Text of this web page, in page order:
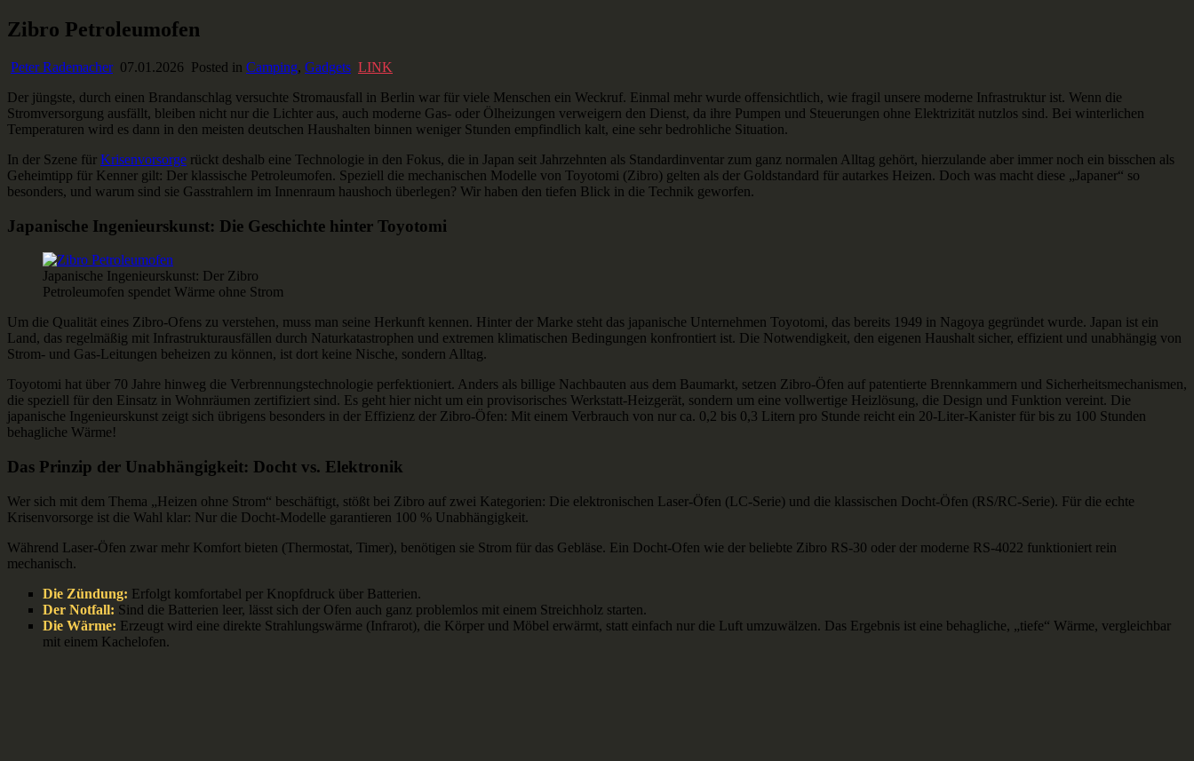
Skip
to
Ausstaffiert
Gear und Gadgets zum Verlieben
Zibro Petroleumofen
Peter Rademacher 07.01.2026 Posted in Camping, Gadgets LINK
Der jüngste, durch einen Brandanschlag versuchte Stromausfall in Berlin war für viele Menschen ein Weckruf. Einmal mehr wurde offensichtlich, wie fragil unsere moderne Infrastruktur ist. Wenn die
Stromversorgung ausfällt, bleiben nicht nur die Lichter aus, auch moderne Gas- oder Ölheizungen verweigern den Dienst, da ihre Pumpen und Steuerungen ohne Elektrizität nutzlos sind. Bei winterlichen
Temperaturen wird es dann in den meisten deutschen Haushalten binnen weniger Stunden empfindlich kalt, eine sehr bedrohliche Situation.
In der Szene für Krisenvorsorge rückt deshalb eine Technologie in den Fokus, die in Japan seit Jahrzehnten als Standardinventar zum ganz normalen Alltag gehört, hierzulande aber immer noch ein bisschen als
Geheimtipp für Kenner gilt: Der klassische Petroleumofen. Speziell die mechanischen Modelle von Toyotomi (Zibro) gelten als der Goldstandard für autarkes Heizen. Doch was macht diese „Japaner“ so
besonders, und warum sind sie Gasstrahlern im Innenraum haushoch überlegen? Wir haben den tiefen Blick in die Technik geworfen.
Japanische Ingenieurskunst: Die Geschichte hinter Toyotomi
Japanische Ingenieurskunst: Der Zibro
Petroleumofen spendet Wärme ohne Strom
Um die Qualität eines Zibro-Ofens zu verstehen, muss man seine Herkunft kennen. Hinter der Marke steht das japanische Unternehmen Toyotomi, das bereits 1949 in Nagoya gegründet wurde. Japan ist ein
Land, das regelmäßig mit Infrastrukturausfällen durch Naturkatastrophen und extremen klimatischen Bedingungen konfrontiert ist. Die Notwendigkeit, den eigenen Haushalt sicher, effizient und unabhängig von
Strom- und Gas-Leitungen beheizen zu können, ist dort keine Nische, sondern Alltag.
Toyotomi hat über 70 Jahre hinweg die Verbrennungstechnologie perfektioniert. Anders als billige Nachbauten aus dem Baumarkt, setzen Zibro-Öfen auf patentierte Brennkammern und Sicherheitsmechanismen,
die speziell für den Einsatz in Wohnräumen zertifiziert sind. Es geht hier nicht um ein provisorisches Werkstatt-Heizgerät, sondern um eine vollwertige Heizlösung, die Design und Funktion vereint. Die
japanische Ingenieurskunst zeigt sich übrigens besonders in der Effizienz der Zibro-Öfen: Mit einem Verbrauch von nur ca. 0,2 bis 0,3 Litern pro Stunde reicht ein 20-Liter-Kanister für bis zu 100 Stunden
behagliche Wärme!
Das Prinzip der Unabhängigkeit: Docht vs. Elektronik
Wer sich mit dem Thema „Heizen ohne Strom“ beschäftigt, stößt bei Zibro auf zwei Kategorien: Die elektronischen Laser-Öfen (LC-Serie) und die klassischen Docht-Öfen (RS/RC-Serie). Für die echte
Krisenvorsorge ist die Wahl klar: Nur die Docht-Modelle garantieren 100 % Unabhängigkeit.
Während Laser-Öfen zwar mehr Komfort bieten (Thermostat, Timer), benötigen sie Strom für das Gebläse. Ein Docht-Ofen wie der beliebte Zibro RS-30 oder der moderne RS-4022 funktioniert rein
mechanisch.
Die Zündung: Erfolgt komfortabel per Knopfdruck über Batterien.
Der Notfall: Sind die Batterien leer, lässt sich der Ofen auch ganz problemlos mit einem Streichholz starten.
Die Wärme: Erzeugt wird eine direkte Strahlungswärme (Infrarot), die Körper und Möbel erwärmt, statt einfach nur die Luft umzuwälzen. Das Ergebnis ist eine behagliche, „tiefe“ Wärme, vergleichbar
mit einem Kachelofen.